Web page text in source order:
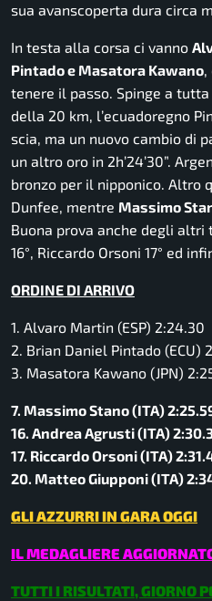
sua avanscoperta dura circa
In testa alla corsa ci vanno
Pintado e Masatora Kawano,
tenere il passo. Spinge a
della 20 km, l’ecuadoregno
scia, ma un nuovo cambio di
un altro oro in 2h’24’30”.
bronzo per il nipponico. Altro
Dunfee, mentre Massimo
Buona prova anche degli altri
16°, Riccardo Orsoni 17° ed
ORDINE DI ARRIVO
1. Alvaro Martin (ESP) 2:24.30
2. Brian Daniel Pintado (ECU)
3. Masatora Kawano (JPN)
7. Massimo Stano (ITA)
16. Andrea Agrusti (ITA)
17. Riccardo Orsoni (ITA)
20. Matteo Giupponi (ITA)
GLI AZZURRI IN GARA OGGI
IL MEDAGLIERE
TUTTI I RISULTATI, GIORNO